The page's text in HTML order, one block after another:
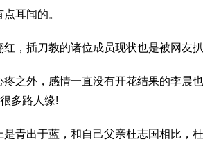
耳闻的。
插刀教的诸位成员现状也是被网友扒
外，感情一直没有开花结果的李晨
多路人缘!
出于蓝，和自己父亲杜志国相比，